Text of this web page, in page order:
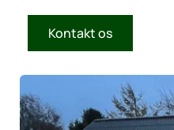
Kontakt os